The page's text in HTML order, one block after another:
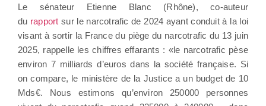
Le sénateur Etienne Blanc (Rhône), co-auteur
du rapport sur le narcotrafic de 2024 ayant conduit à la loi
visant à sortir la France du piège du narcotrafic du 13 juin
2025, rappelle les chiffres effarants : «le narcotrafic pèse
environ 7 milliards d’euros dans la société française. Si
on compare, le ministère de la Justice a un budget de 10
Mds€. Nous estimons qu’environ 250000 personnes